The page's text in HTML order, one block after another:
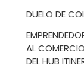
DUELO DE
AL
DEL HUB